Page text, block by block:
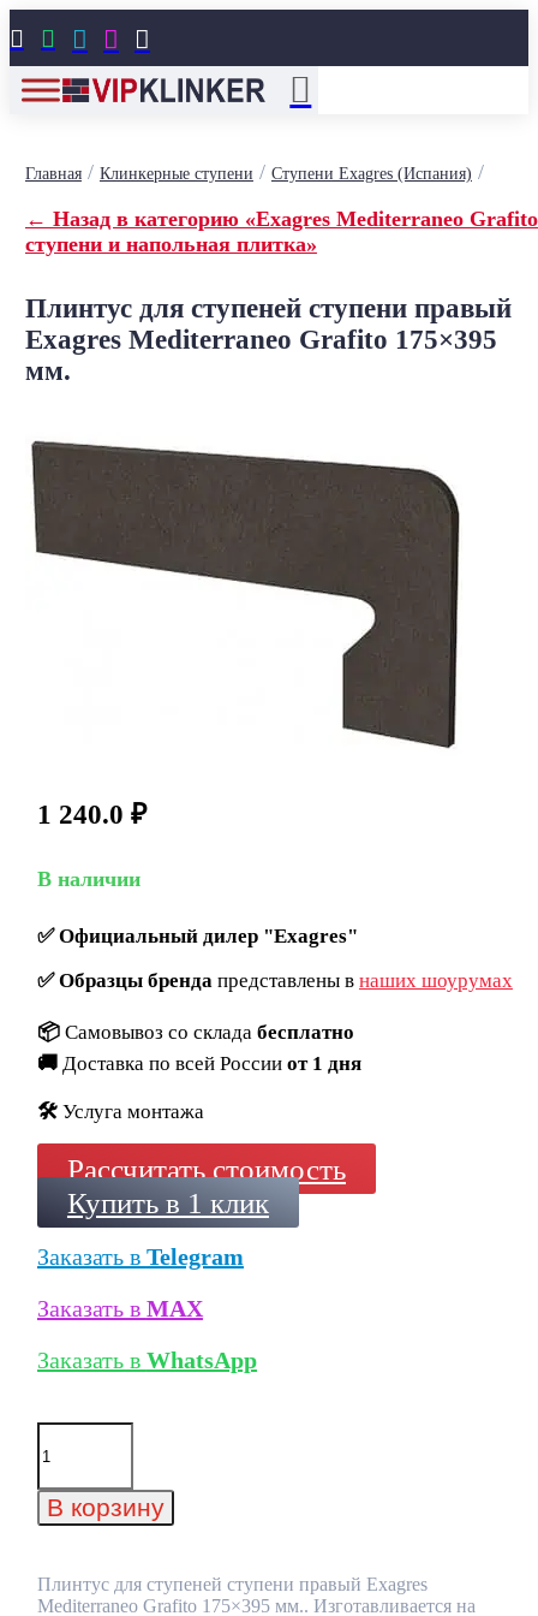
    
Главная/ Клинкерные ступени / Ступени Exagres (Испания) /
← Назад в категорию «Exagres Mediterraneo Grafito
ступени и напольная плитка»
Плинтус для ступеней ступени правый
Exagres Mediterraneo Grafito 175×395
мм.
1 240.0 ₽
В наличии
✅Официальный дилер "Exagres"
✅Образцы брендапредставлены в наших шоурумах
📦 Самовывоз со склада бесплатно
🚚 Доставка по всей России от 1 дня
🛠️ Услуга монтажа
Рассчитать стоимость
Купить в 1 клик
Заказать в Telegram
Заказать в MAX
Заказать в WhatsApp
Количество
товара
для
ступеней
Exagres
Mediterraneo
В корзину
Плинтус для ступеней ступени правый Exagres
Mediterraneo Grafito 175×395 мм.. Изготавливается на